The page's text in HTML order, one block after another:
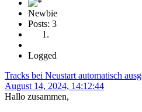
Newbie
Posts: 3
Logged
Tracks bei Neustart automatisch
August 14, 2024, 14:12:44
Hallo zusammen,